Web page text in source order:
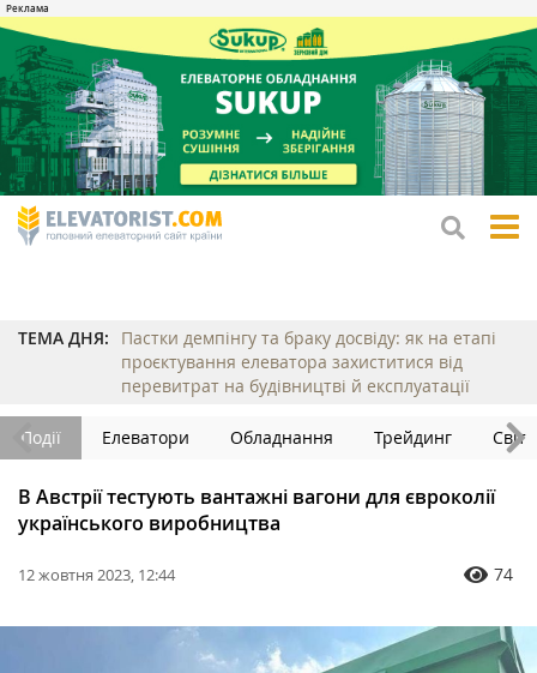
ТЕМА ДНЯ:
Пастки демпінгу та браку досвіду: як на етапі
проєктування елеватора захиститися від
перевитрат на будівництві й експлуатації
Події Елеватори Обладнання Трейдинг Світ
В Австрії тестують вантажні вагони для євроколії
українського виробництва
12 жовтня 2023, 12:44 74